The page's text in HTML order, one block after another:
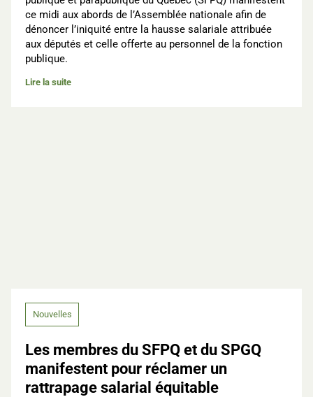
ce midi aux abords de l’Assemblée nationale afin de
dénoncer l’iniquité entre la hausse salariale attribuée
aux députés et celle offerte au personnel de la fonction
publique.
Lire la suite
Nouvelles
Les membres du SFPQ et du SPGQ
manifestent pour réclamer un
rattrapage salarial équitable